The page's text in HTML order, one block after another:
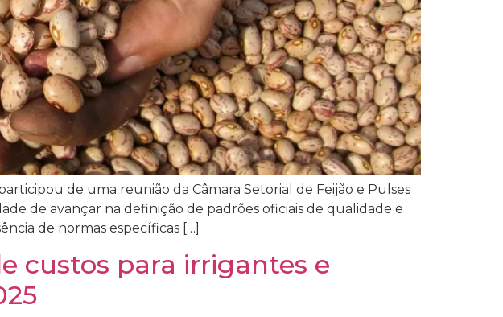
de uma reunião da Câmara Setorial de Feijão e Pulses
de avançar na definição de padrões oficiais de qualidade e
de normas específicas […]
custos para irrigantes e